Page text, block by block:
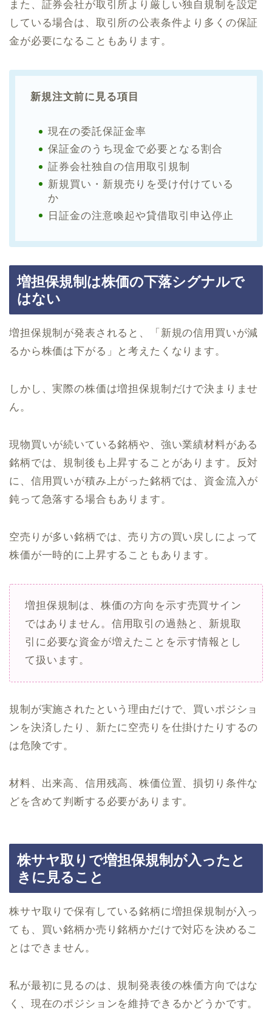
また、証券会社が取引所より厳しい独自規制を設定
している場合は、取引所の公表条件より多くの保証
金が必要になることもあります。
新規注文前に見る項目
現在の委託保証金率
保証金のうち現金で必要となる割合
証券会社独自の信用取引規制
新規買い・新規売りを受け付けている
か
日証金の注意喚起や貸借取引申込停止
増担保規制は株価の下落シグナルで
はない
増担保規制が発表されると、「新規の信用買いが減
るから株価は下がる」と考えたくなります。
しかし、実際の株価は増担保規制だけで決まりませ
ん。
現物買いが続いている銘柄や、強い業績材料がある
銘柄では、規制後も上昇することがあります。反対
に、信用買いが積み上がった銘柄では、資金流入が
鈍って急落する場合もあります。
空売りが多い銘柄では、売り方の買い戻しによって
株価が一時的に上昇することもあります。
増担保規制は、株価の方向を示す売買サイン
ではありません。信用取引の過熱と、新規取
引に必要な資金が増えたことを示す情報とし
て扱います。
規制が実施されたという理由だけで、買いポジショ
ンを決済したり、新たに空売りを仕掛けたりするの
は危険です。
材料、出来高、信用残高、株価位置、損切り条件な
どを含めて判断する必要があります。
株サヤ取りで増担保規制が入ったと
きに見ること
株サヤ取りで保有している銘柄に増担保規制が入っ
ても、買い銘柄か売り銘柄かだけで対応を決めるこ
とはできません。
私が最初に見るのは、規制発表後の株価方向ではな
く、現在のポジションを維持できるかどうかです。